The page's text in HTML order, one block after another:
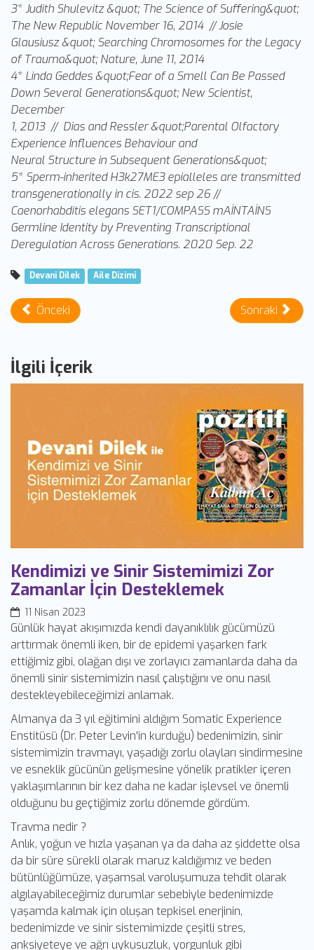
3* Judith Shulevitz &quot; The Science of Suffering&quot;
The New Republic November 16, 2014 // Josie
Glausiusz &quot; Searching Chromosomes for the Legacy
of Trauma&quot; Nature, June 11, 2014
4* Linda Geddes &quot;Fear of a Smell Can Be Passed
Down Several Generations&quot; New Scientist,
December
1, 2013 // Dias and Ressler &quot;Parental Olfactory
Experience Influences Behaviour and
Neural Structure in Subsequent Generations&quot;
5* Sperm-inherited H3k27ME3 epialleles are transmitted
transgenerationally in cis. 2022 sep 26 //
Caenorhabditis elegans SET1/COMPASS mAİNTAİNS
Germline Identity by Preventing Transcriptional
Deregulation Across Generations. 2020 Sep. 22
Devani Dilek Aile Dizimi
Önceki Sonraki
İlgili İçerik
Kendimizi ve Sinir Sistemimizi Zor
Zamanlar İçin Desteklemek
11 Nisan 2023
Günlük hayat akışımızda kendi dayanıklılık gücümüzü
arttırmak önemli iken, bir de epidemi yaşarken fark
ettiğimiz gibi, olağan dışı ve zorlayıcı zamanlarda daha da
önemli sinir sistemimizin nasıl çalıştığını ve onu nasıl
destekleyebileceğimizi anlamak.
Almanya da 3 yıl eğitimini aldığım Somatic Experience
Enstitüsü (Dr. Peter Levin'in kurduğu) bedenimizin, sinir
sistemimizin travmayı, yaşadığı zorlu olayları sindirmesine
ve esneklik gücünün gelişmesine yönelik pratikler içeren
yaklaşımlarının bir kez daha ne kadar işlevsel ve önemli
olduğunu bu geçtiğimiz zorlu dönemde gördüm.
Travma nedir ?
Anlık, yoğun ve hızla yaşanan ya da daha az şiddette olsa
da bir süre sürekli olarak maruz kaldığımız ve beden
bütünlüğümüze, yaşamsal varoluşumuza tehdit olarak
algılayabileceğimiz durumlar sebebiyle bedenimizde
yaşamda kalmak için oluşan tepkisel enerjinin,
bedenimizde ve sinir sistemimizde çeşitli stres,
anksiyeteye ve ağrı uykusuzluk, yorgunluk gibi